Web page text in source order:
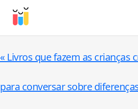
« Livros que fazem as crianças
para conversar sobre